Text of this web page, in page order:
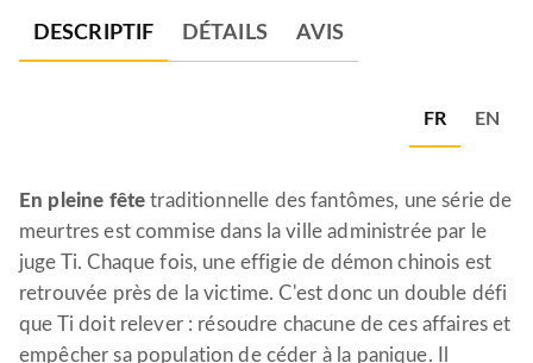
DESCRIPTIF DÉTAILS AVIS
FR EN
En pleine fête traditionnelle des fantômes, une série de
meurtres est commise dans la ville administrée par le
juge Ti. Chaque fois, une effigie de démon chinois est
retrouvée près de la victime. C'est donc un double défi
que Ti doit relever : résoudre chacune de ces affaires et
empêcher sa population de céder à la panique. Il